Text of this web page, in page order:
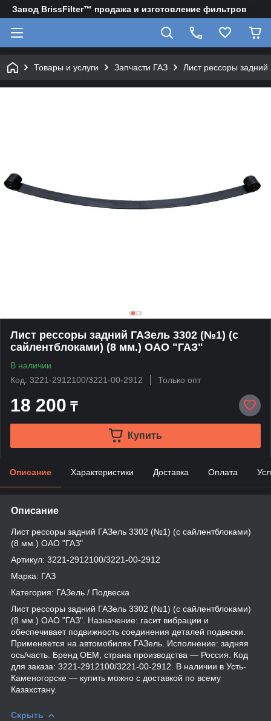
Завод BrissFilter™ продажа и изготовление фильтров
Товары и услуги Запчасти ГАЗ Лист рессоры
Лист рессоры задний ГАЗель 3302 (№1) (с
сайлентблоками) (8 мм.) ОАО "ГАЗ"
В наличии
Код: 3221-2912100/3221-00-2912
Только опт
18 200 ₸
Купить
Описание Характеристики Доставка Оплата
Описание
Лист рессоры задний ГАЗель 3302 (№1) (с сайлентблоками)
(8 мм.) ОАО "ГАЗ"
Артикул: 3221-2912100/3221-00-2912
Марка: ГАЗ
Категория: ГАЗель / Подвеска
Лист рессоры задний ГАЗель 3302 (№1) (с сайлентблоками)
(8 мм.) ОАО "ГАЗ". Назначение: гасит вибрации и
обеспечивает подвижность соединения деталей подвески.
Применяется на автомобилях ГАЗель. Исполнение: задняя
ось/часть. Бренд OEM, страна производства — Россия. Код
для заказа: 3221-2912100/3221-00-2912. В наличии в Усть-
Каменогорске — купить можно с доставкой по всему
Казахстану.
Скрыть